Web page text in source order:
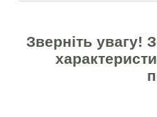
Зверніть увагу!